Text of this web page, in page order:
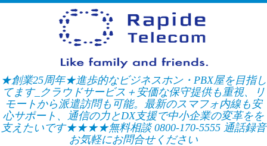
Skip
★創業25周年★進歩的なビジネスホン・PBX屋を目指し
てます_クラウドサービス＋安価な保守提供も重視、リ
モートから派遣訪問も可能。最新のスマフォ内線も安
心サポート、通信の力とDX支援で中小企業の変革をを
支えたいです★★★★無料相談 0800-170-5555 通話録音
お気軽にお問合せください